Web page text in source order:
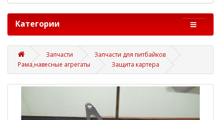
Категории
Запчасти
Запчасти для питбайков
Рама,навесные агрегаты
Защита картера